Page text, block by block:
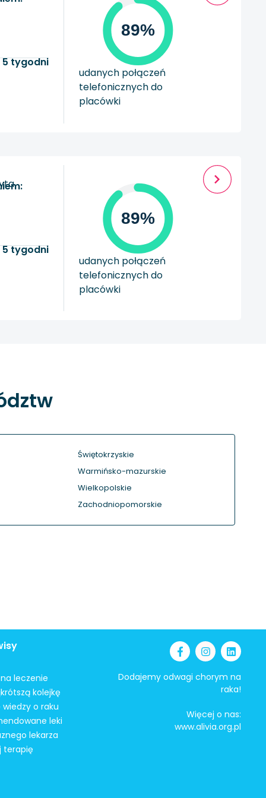
5 tygodni
89%
udanych połączeń
telefonicznych do
placówki
5 tygodni
89%
udanych połączeń
telefonicznych do
placówki
Świętokrzyskie
Warmińsko-mazurskie
Wielkopolskie
Zachodniopomorskie
leczenie
kolejkę
o raku
leki
lekarza
terapię
Dodajemy odwagi chorym na
raka!
Więcej o nas:
www.alivia.org.pl